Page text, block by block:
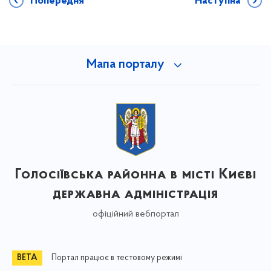
Мапа порталу
Голосіївська районна в місті Києві
державна адміністрація
офіційний вебпортал
Портал працює в тестовому режимі